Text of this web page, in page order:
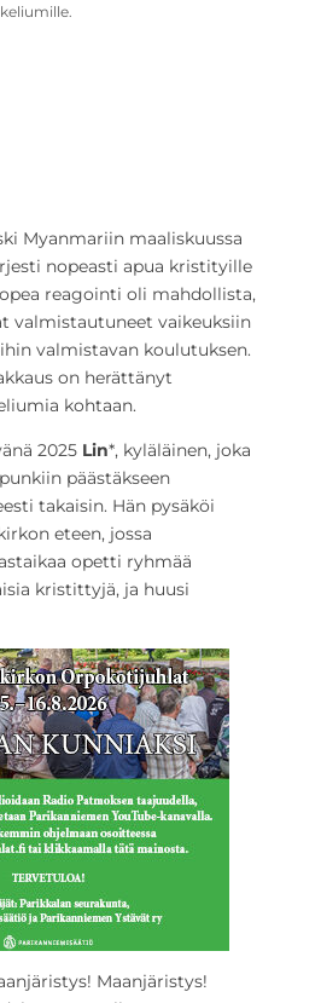
Myanmariin maaliskuussa
nopeasti apua kristityille
reagointi oli mahdollista,
valmistautuneet vaikeuksiin
valmistavan koulutuksen.
on herättänyt
kohtaan.
2025 Lin*, kyläläinen, joka
päästäkseen
takaisin. Hän pysäköi
eteen, jossa
opetti ryhmää
kristittyjä, ja huusi
Maanjäristys!